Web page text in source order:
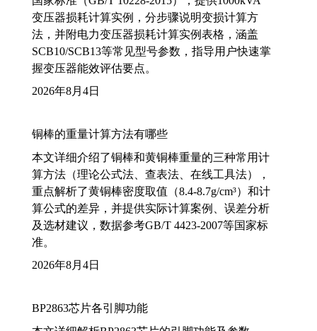
变压器损耗计算实例，分步骤说明变损计算方
法，并附电力变压器损耗计算实例表格，涵盖
SCB10/SCB13等常见型号参数，指导用户快速掌
握变压器能效评估要点。
2026年8月4日
铜棒的重量计算方法有哪些
本文详细介绍了铜棒和黄铜棒重量的三种常用计
算方法（理论公式法、查表法、在线工具法），
重点解析了黄铜棒密度取值（8.4-8.7g/cm³）和计
算公式的差异，并提供实际计算案例、误差分析
及选材建议，数据参考GB/T 4423-2007等国家标
准。
2026年8月4日
BP2863芯片各引脚功能